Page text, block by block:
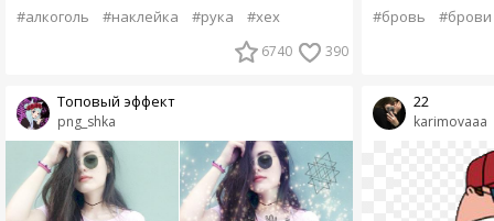
#алкоголь #наклейка #рука #хех
6740 390
png_shka
Топовый эффект
#бровь #брови
karimovaaa
22